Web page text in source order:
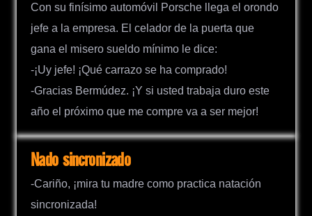
Con su finísimo automóvil Porsche llega el orondo
jefe a la empresa. El celador de la puerta que
gana el misero sueldo mínimo le dice:
-¡Uy jefe! ¡Qué carrazo se ha comprado!
-Gracias Bermúdez. ¡Y si usted trabaja duro este
año el próximo que me compre va a ser mejor!
Nado sincronizado
-Cariño, ¡mira tu madre como practica natación
sincronizada!